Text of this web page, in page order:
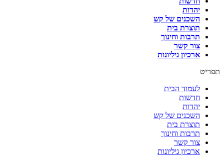
יהדות
השכנים של קש
תוצרת בית
תרבות וחינוך
צור קשר
ארכיון גיליונות
תפריט
לעמוד הבית
חדשות
יהדות
השכנים של קש
תוצרת בית
תרבות וחינוך
צור קשר
ארכיון גיליונות